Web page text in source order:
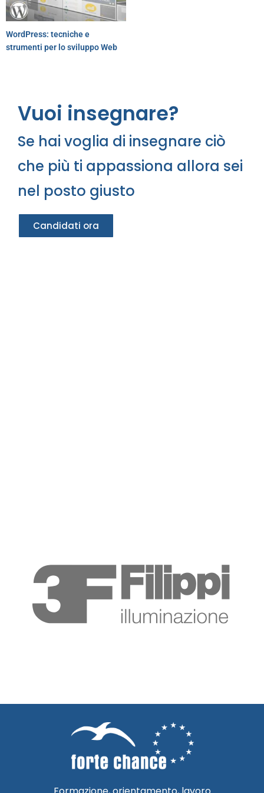
WordPress: tecniche e
strumenti per lo sviluppo Web
Vuoi insegnare?
Se hai voglia di insegnare ciò
che più ti appassiona allora sei
nel posto giusto
Candidati ora